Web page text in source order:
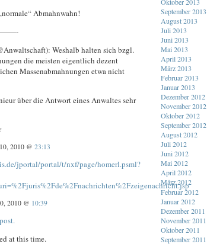
Abmahnwahn!
Weshalb halten sich bzgl.
die meisten eigentlich dezent
Massenabmahnungen etwa nicht
über die Antwort eines Anwaltes sehr
2010 @ 23:13
jportal/portal/t/nxf/page/homerl.psml?
2010 @ 10:39
at this time.
September 2013
August 2013
Juli 2013
Juni 2013
Mai 2013
April 2013
März 2013
Februar 2013
Januar 2013
Dezember 2012
November 2012
Oktober 2012
September 2012
August 2012
Juli 2012
Juni 2012
Mai 2012
April 2012
März 2012
Februar 2012
Januar 2012
Dezember 2011
November 2011
Oktober 2011
September 2011